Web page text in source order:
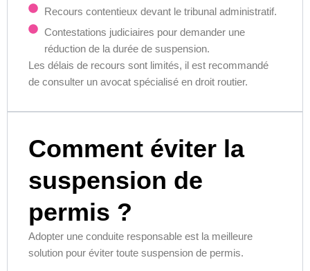
Recours contentieux devant le tribunal administratif.
Contestations judiciaires pour demander une
réduction de la durée de suspension.
Les délais de recours sont limités, il est recommandé
de consulter un avocat spécialisé en droit routier.
Comment éviter la
suspension de
permis ?
Adopter une conduite responsable est la meilleure
solution pour éviter toute suspension de permis.